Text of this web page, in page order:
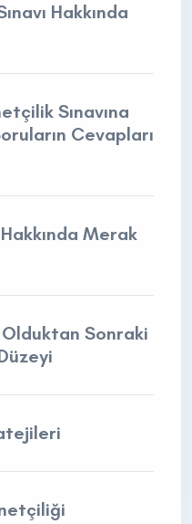
Hakkında
Sınavına
Cevapları
Merak
Olduktan Sonraki